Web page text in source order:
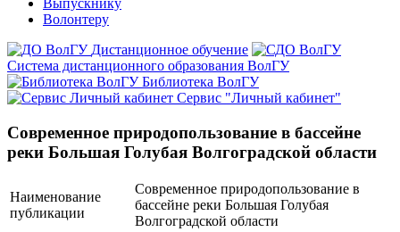
Выпускнику
Волонтеру
Дистанционное обучение
Система дистанционного образования ВолГУ
Библиотека ВолГУ
Сервис "Личный кабинет"
Современное природопользование в бассейне
реки Большая Голубая Волгоградской области
Наименование
публикации
Современное природопользование в
бассейне реки Большая Голубая
Волгоградской области